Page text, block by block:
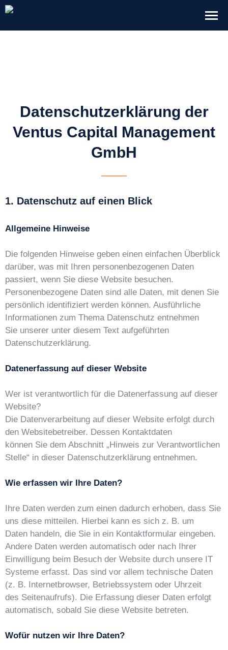
Datenschutzerklärung der
Ventus Capital Management
GmbH
1. Datenschutz auf einen Blick
Allgemeine Hinweise
Die folgenden Hinweise geben einen einfachen Überblick
darüber, was mit Ihren personenbezogenen Daten
passiert, wenn Sie diese Website besuchen.
Personenbezogene Daten sind alle Daten, mit denen Sie
persönlich identifiziert werden können. Ausführliche
Informationen zum Thema Datenschutz entnehmen
Sie unserer unter diesem Text aufgeführten
Datenschutzerklärung.
Datenerfassung auf dieser Website
Wer ist verantwortlich für die Datenerfassung auf dieser
Website?
Die Datenverarbeitung auf dieser Website erfolgt durch
den Websitebetreiber. Dessen Kontaktdaten
können Sie dem Abschnitt „Hinweis zur Verantwortlichen
Stelle“ in dieser Datenschutzerklärung entnehmen.
Wie erfassen wir Ihre Daten?
Ihre Daten werden zum einen dadurch erhoben, dass Sie
uns diese mitteilen. Hierbei kann es sich z. B. um
Daten handeln, die Sie in ein Kontaktformular eingeben.
Andere Daten werden automatisch oder nach Ihrer
Einwilligung beim Besuch der Website durch unsere IT
Systeme erfasst. Das sind vor allem technische Daten
(z. B. Internetbrowser, Betriebssystem oder Uhrzeit
des Seitenaufrufs). Die Erfassung dieser Daten erfolgt
automatisch, sobald Sie diese Website betreten.
Wofür nutzen wir Ihre Daten?